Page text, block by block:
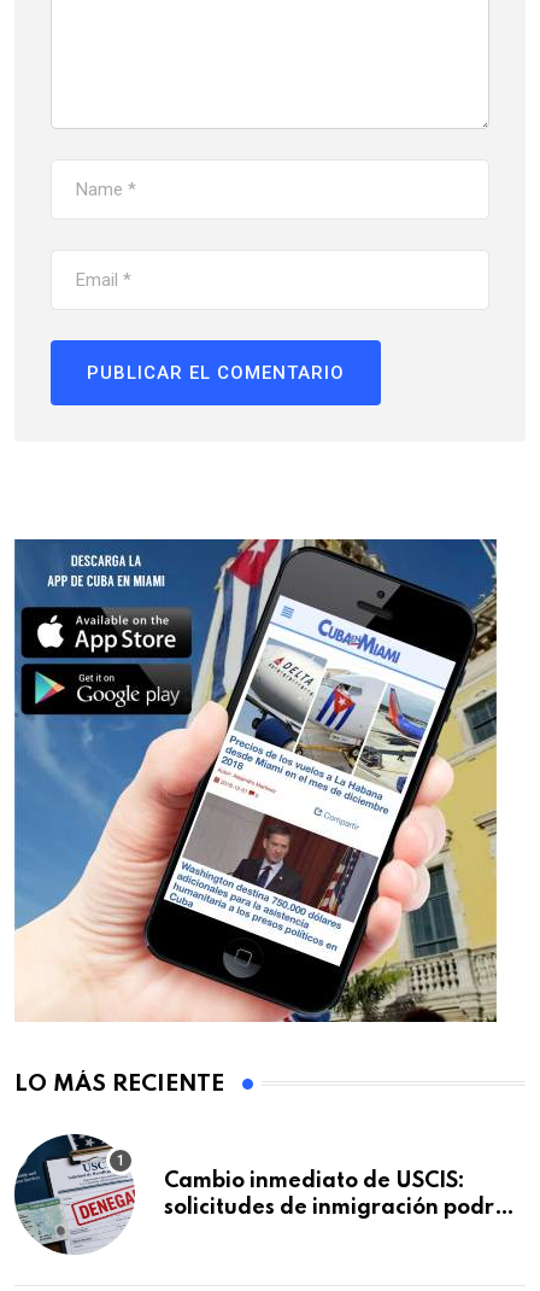
LO MÁS RECIENTE
Cambio inmediato de USCIS:
solicitudes de inmigración podrán